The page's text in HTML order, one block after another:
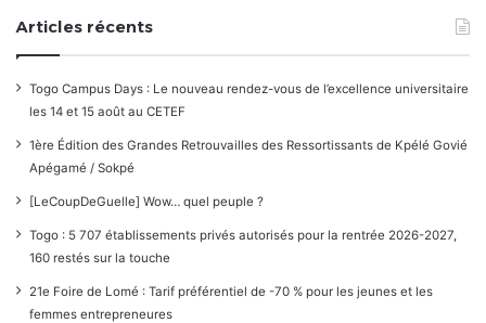
Articles récents
Togo Campus Days : Le nouveau rendez-vous de l’excellence universitaire
les 14 et 15 août au CETEF
1ère Édition des Grandes Retrouvailles des Ressortissants de Kpélé Govié
Apégamé / Sokpé
[LeCoupDeGuelle] Wow… quel peuple ?
Togo : 5 707 établissements privés autorisés pour la rentrée 2026-2027,
160 restés sur la touche
21e Foire de Lomé : Tarif préférentiel de -70 % pour les jeunes et les
femmes entrepreneures